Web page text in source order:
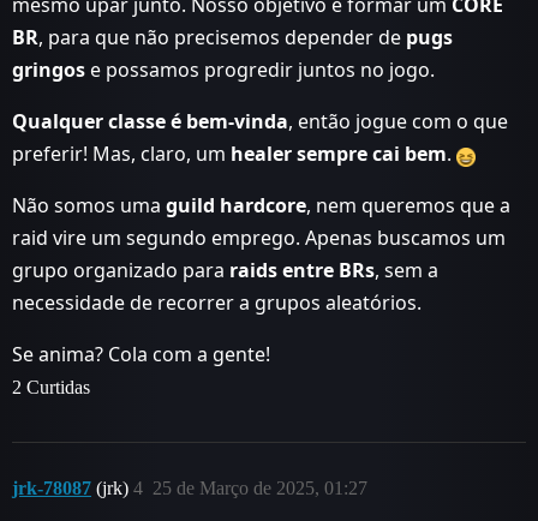
BR, para que não precisemos depender de pugs
gringose possamos progredir juntos no jogo.
Qualquer classe é bem-vinda, então jogue com o que
preferir! Mas, claro, um healer sempre cai bem.
Não somos uma guild hardcore, nem queremos que a
raid vire um segundo emprego. Apenas buscamos um
grupo organizado para raids entre BRs, sem a
necessidade de recorrer a grupos aleatórios.
Se anima? Cola com a gente!
2 Curtidas
jrk-78087 (jrk) 25 de Março de 2025, 01:27
4